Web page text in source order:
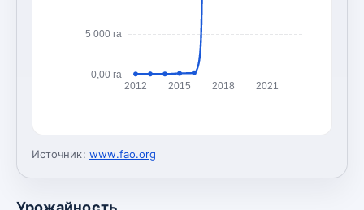
0,00 га
5 000 га
2012 2015 2018 2021
Источник: www.fao.org